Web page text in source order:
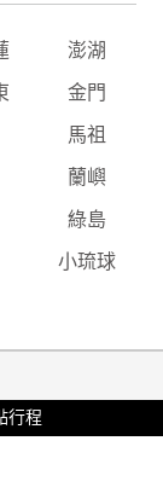
澎湖
金門
馬祖
蘭嶼
綠島
小琉球
行程